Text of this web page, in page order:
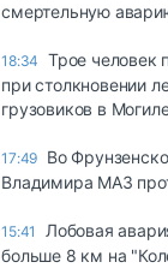
смертельную
18:34
Трое человек
при столкновении
грузовиков в
17:49 Во
Владимира МАЗ
15:41
Лобовая
больше 8 км на